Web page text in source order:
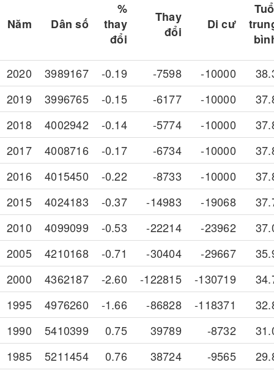
Năm Dân số
%
thay
đổi
Thay
đổi
Di cư
2020 3989167 -0.19 -7598 -10000
2019
3996765 -0.15 -6177 -10000
2018
4002942 -0.14 -5774 -10000
2017
4008716 -0.17 -6734 -10000
2016
4015450 -0.22 -8733 -10000
2015
4024183 -0.37 -14983 -19068
2010
4099099 -0.53 -22214 -23962
2005
4210168 -0.71 -30404 -29667
2000
4362187 -2.60 -122815 -130719
1995
4976260 -1.66 -86828 -118371
1990
5410399 0.75 39789 -8732
1985
5211454 0.76 38724 -9565